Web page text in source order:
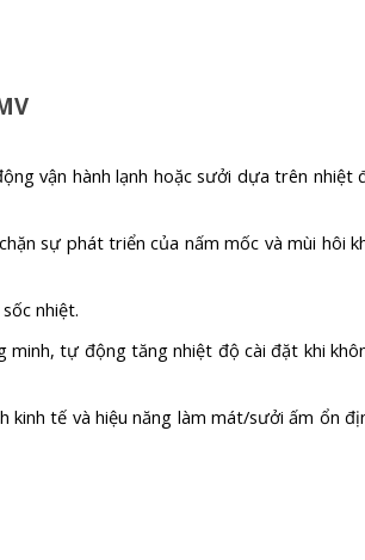
vận hành lạnh hoặc sưởi dựa trên nhiệt
sự phát triển của nấm mốc và mùi hôi
nhiệt.
minh, tự động tăng nhiệt độ cài đặt khi
kinh tế và hiệu năng làm mát/sưởi ấm ổn